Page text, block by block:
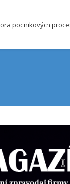
podnikových